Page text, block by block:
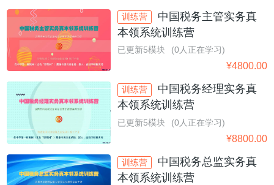
训练营
中国税务主管实务真
本领系统训练营
已更新5模块 (0人正在学习)
¥4800.00
训练营
中国税务经理实务真
本领系统训练营
已更新5模块 (0人正在学习)
¥8800.00
训练营
中国税务总监实务真
本领系统训练营